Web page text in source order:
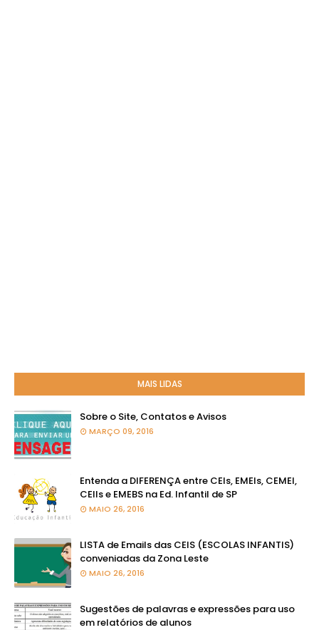
MAIS LIDAS
Sobre o Site, Contatos e Avisos
MARÇO 09, 2016
Entenda a DIFERENÇA entre CEIs, EMEIs, CEMEI,
CEIIs e EMEBS na Ed. Infantil de SP
MAIO 26, 2016
LISTA de Emails das CEIS (ESCOLAS INFANTIS)
conveniadas da Zona Leste
MAIO 26, 2016
Sugestões de palavras e expressões para uso
em relatórios de alunos